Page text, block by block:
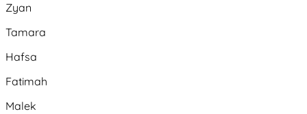
Zyan
Tamara
Hafsa
Fatimah
Malek